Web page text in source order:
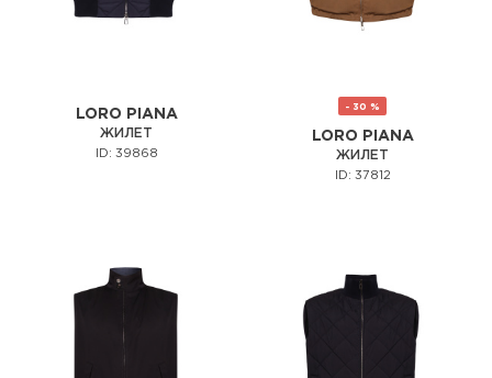
LORO PIANA
ЖИЛЕТ
ID: 39868
- 30 %
LORO PIANA
ЖИЛЕТ
ID: 37812